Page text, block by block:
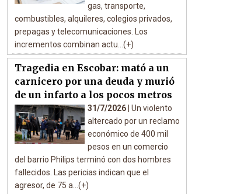
gas, transporte,
combustibles, alquileres, colegios privados,
prepagas y telecomunicaciones. Los
incrementos combinan actu...(+)
Tragedia en Escobar: mató a un
carnicero por una deuda y murió
de un infarto a los pocos metros
31/7/2026 | Un violento
altercado por un reclamo
económico de 400 mil
pesos en un comercio
del barrio Philips terminó con dos hombres
fallecidos. Las pericias indican que el
agresor, de 75 a...(+)